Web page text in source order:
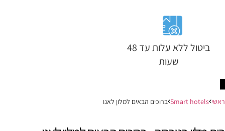
ביטול ללא עלות עד 48
שעות
ראשי Smart hotels ברוכים הבאים למלון לאגו